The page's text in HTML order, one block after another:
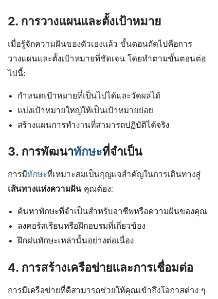
2. การวางแผนและตั้งเป้าหมาย
เมื่อรู้จักความฝันของตัวเองแล้ว ขั้นตอนถัดไปคือการ
วางแผนและตั้งเป้าหมายที่ชัดเจน โดยทำตามขั้นตอนต่อ
ไปนี้:
กำหนดเป้าหมายที่เป็นไปได้และวัดผลได้
แบ่งเป้าหมายใหญ่ให้เป็นเป้าหมายย่อย
สร้างแผนการทำงานที่สามารถปฏิบัติได้จริง
3. การพัฒนาทักษะที่จำเป็น
การมีทักษะที่เหมาะสมเป็นกุญแจสำคัญในการเดินทางสู่
เส้นทางแห่งความฝัน คุณต้อง:
ค้นหาทักษะที่จำเป็นสำหรับอาชีพหรือความฝันของคุณ
ลงคอร์สเรียนหรือฝึกอบรมที่เกี่ยวข้อง
ฝึกฝนทักษะเหล่านั้นอย่างต่อเนื่อง
4. การสร้างเครือข่ายและการเชื่อมต่อ
การมีเครือข่ายที่ดีสามารถช่วยให้คุณเข้าถึงโอกาสต่าง ๆ